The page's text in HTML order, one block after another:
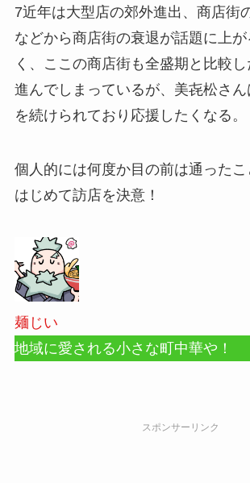
7近年は大型店の郊外進出、商店街
などから商店街の衰退が話題に上が
く、ここの商店街も全盛期と比較
進んでしまっているが、美㐂松さ
を続けられており応援したくなる。
個人的には何度か目の前は通ったこ
はじめて訪店を決意！
麺じい
地域に愛される小さな町中華や！
スポンサーリンク